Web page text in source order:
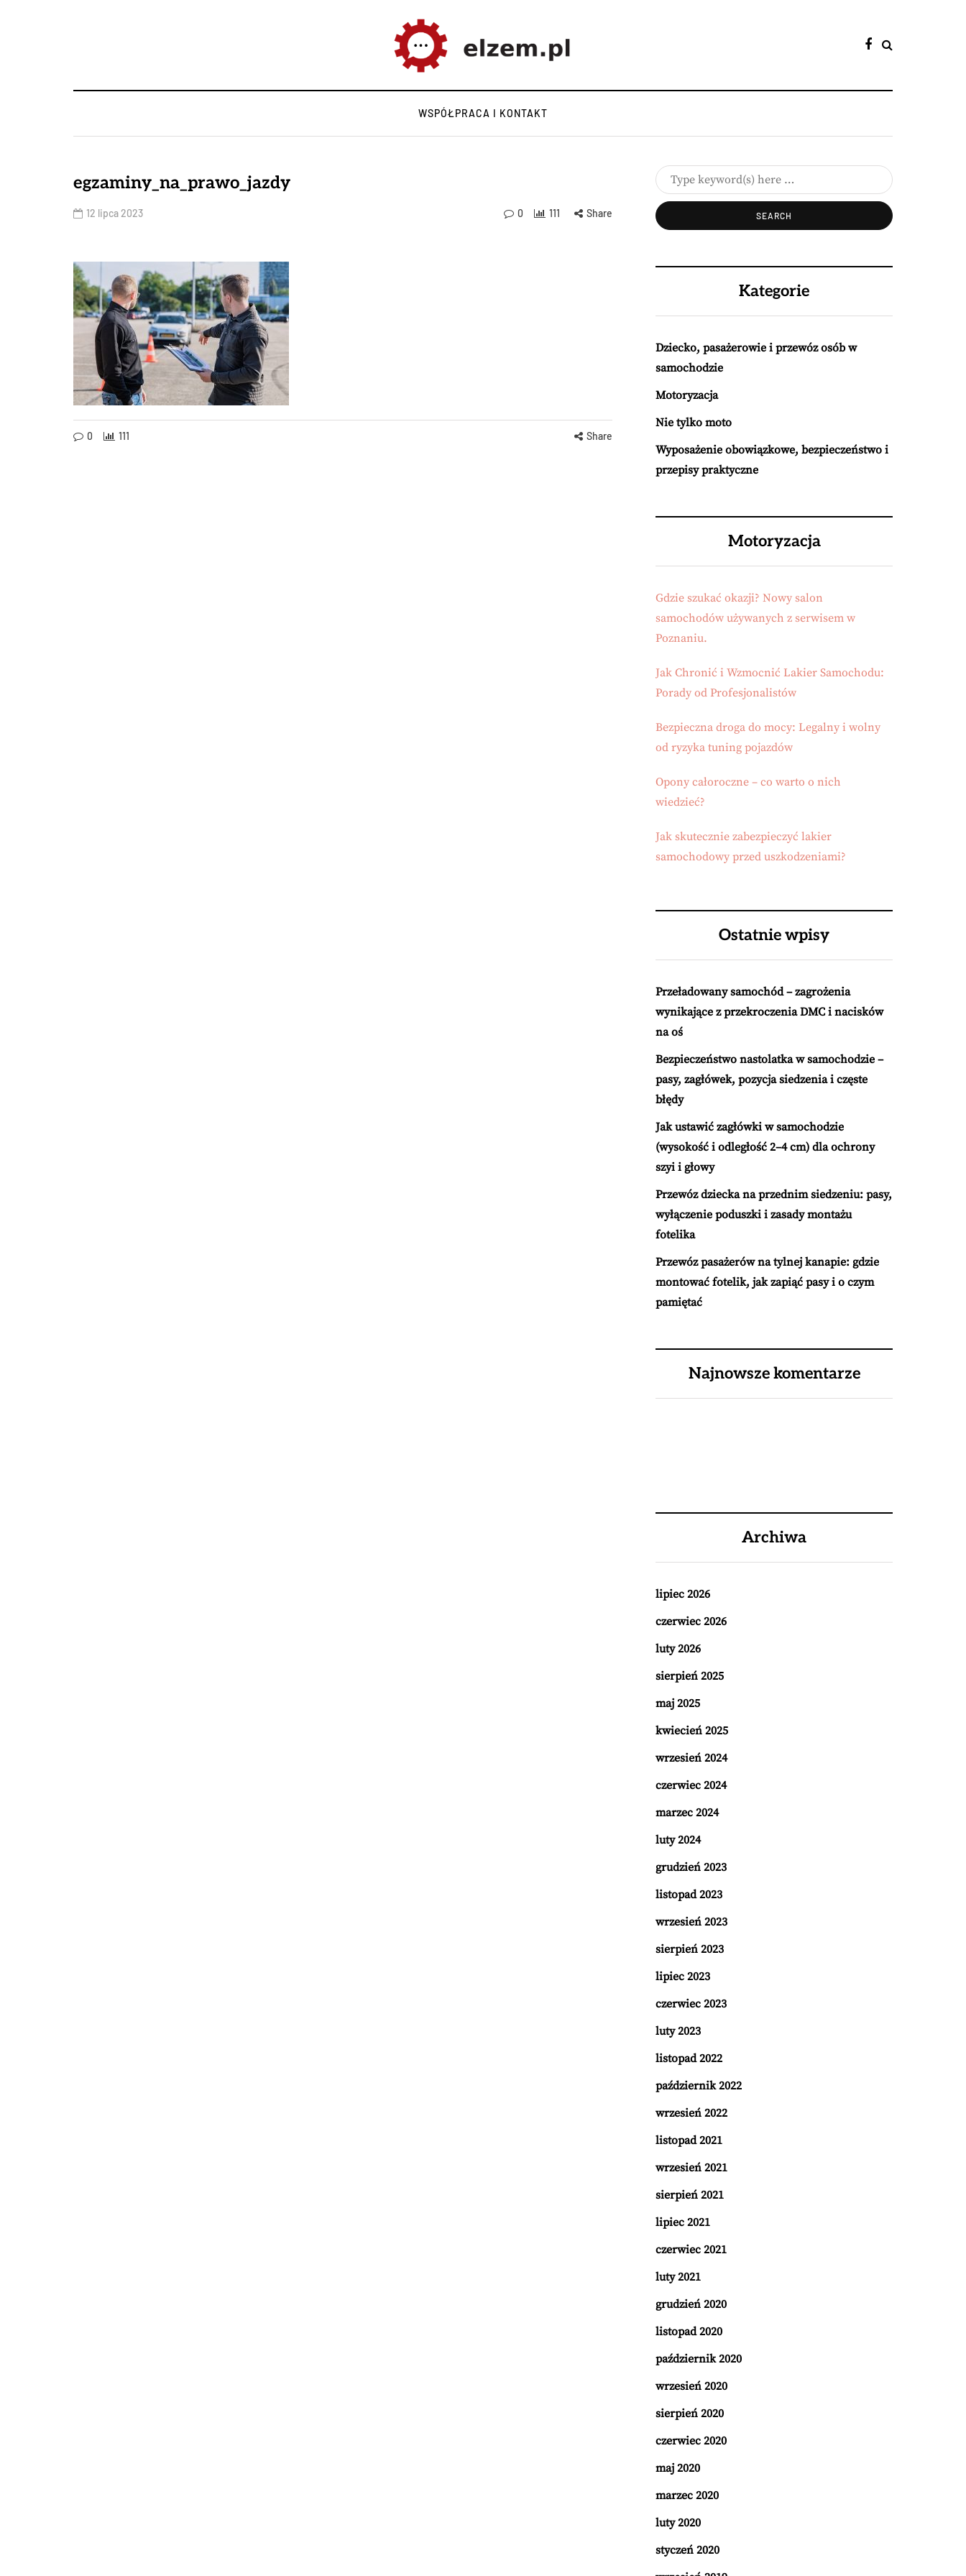
WSPÓŁPRACA I KONTAKT
egzaminy_na_prawo_jazdy
12 lipca 2023 0 111 Share
0 111 Share
Kategorie
Dziecko, pasażerowie i przewóz osób w
samochodzie
Motoryzacja
Nie tylko moto
Wyposażenie obowiązkowe, bezpieczeństwo i
przepisy praktyczne
Motoryzacja
Gdzie szukać okazji? Nowy salon
samochodów używanych z serwisem w
Poznaniu.
Jak Chronić i Wzmocnić Lakier Samochodu:
Porady od Profesjonalistów
Bezpieczna droga do mocy: Legalny i wolny
od ryzyka tuning pojazdów
Opony całoroczne – co warto o nich
wiedzieć?
Jak skutecznie zabezpieczyć lakier
samochodowy przed uszkodzeniami?
Ostatnie wpisy
Przeładowany samochód – zagrożenia
wynikające z przekroczenia DMC i nacisków
na oś
Bezpieczeństwo nastolatka w samochodzie –
pasy, zagłówek, pozycja siedzenia i częste
błędy
Jak ustawić zagłówki w samochodzie
(wysokość i odległość 2–4 cm) dla ochrony
szyi i głowy
Przewóz dziecka na przednim siedzeniu: pasy,
wyłączenie poduszki i zasady montażu
fotelika
Przewóz pasażerów na tylnej kanapie: gdzie
montować fotelik, jak zapiąć pasy i o czym
pamiętać
Najnowsze komentarze
Archiwa
lipiec 2026
czerwiec 2026
luty 2026
sierpień 2025
maj 2025
kwiecień 2025
wrzesień 2024
czerwiec 2024
marzec 2024
luty 2024
grudzień 2023
listopad 2023
wrzesień 2023
sierpień 2023
lipiec 2023
czerwiec 2023
luty 2023
listopad 2022
październik 2022
wrzesień 2022
listopad 2021
wrzesień 2021
sierpień 2021
lipiec 2021
czerwiec 2021
luty 2021
grudzień 2020
listopad 2020
październik 2020
wrzesień 2020
sierpień 2020
czerwiec 2020
maj 2020
marzec 2020
luty 2020
styczeń 2020